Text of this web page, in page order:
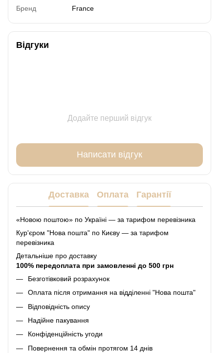
Бренд
France
Відгуки
Додайте перший відгук
Написати відгук
Доставка Оплата Гарантії
«Новою поштою» по Україні — за тарифом перевізника
Кур'єром "Нова пошта" по Києву — за тарифом
перевізника
Детальніше про доставку
100% передоплата при замовленні до 500 грн
Безготівковий розрахунок
Оплата після отримання на відділенні "Нова пошта"
Відповідність опису
Надійне пакування
Конфіденційність угоди
Повернення та обмін протягом 14 днів